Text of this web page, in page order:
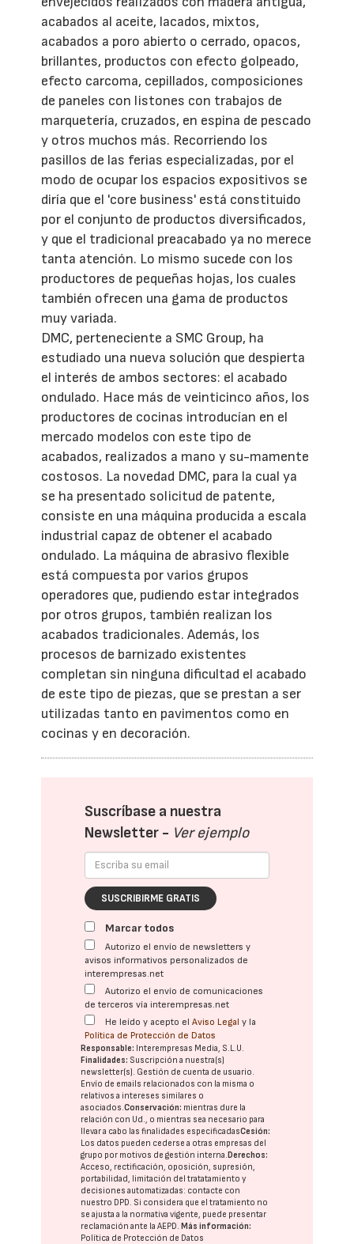
acabados al aceite, lacados, mixtos,
acabados a poro abierto o cerrado, opacos,
brillantes, productos con efecto golpeado,
efecto carcoma, cepillados, composiciones
de paneles con listones con trabajos de
marquetería, cruzados, en espina de pescado
y otros muchos más. Recorriendo los
pasillos de las ferias especializadas, por el
modo de ocupar los espacios expositivos se
diría que el 'core business' está constituido
por el conjunto de productos diversificados,
y que el tradicional preacabado ya no merece
tanta atención. Lo mismo sucede con los
productores de pequeñas hojas, los cuales
también ofrecen una gama de productos
muy variada.
DMC, perteneciente a SMC Group, ha
estudiado una nueva solución que despierta
el interés de ambos sectores: el acabado
ondulado. Hace más de veinticinco años, los
productores de cocinas introducían en el
mercado modelos con este tipo de
acabados, realizados a mano y su-mamente
costosos. La novedad DMC, para la cual ya
se ha presentado solicitud de patente,
consiste en una máquina producida a escala
industrial capaz de obtener el acabado
ondulado. La máquina de abrasivo flexible
está compuesta por varios grupos
operadores que, pudiendo estar integrados
por otros grupos, también realizan los
acabados tradicionales. Además, los
procesos de barnizado existentes
completan sin ninguna dificultad el acabado
de este tipo de piezas, que se prestan a ser
utilizadas tanto en pavimentos como en
cocinas y en decoración.
Suscríbase a nuestra
Newsletter - Ver ejemplo
SUSCRIBIRME GRATIS
Marcar todos
Autorizo el envío de newsletters y
avisos informativos personalizados de
interempresas.net
Autorizo el envío de comunicaciones
de terceros vía interempresas.net
He leído y acepto elAviso Legal y la
Política de Protección de Datos
Responsable: Interempresas Media, S.L.U.
Finalidades: Suscripción a nuestra(s)
newsletter(s). Gestión de cuenta de usuario.
Envío de emails relacionados con la misma o
relativos a intereses similares o
asociados.Conservación: mientras dure la
relación con Ud., o mientras sea necesario para
llevar a cabo las finalidades especificadasCesión:
Los datos pueden cederse a otras empresas del
grupo por motivos de gestión interna.Derechos:
Acceso, rectificación, oposición, supresión,
portabilidad, limitación del tratatamiento y
decisiones automatizadas: contacte con
nuestro DPD. Si considera que el tratamiento no
se ajusta a la normativa vigente, puede presentar
reclamación ante laAEPD.Más información:
Política de Protección de Datos